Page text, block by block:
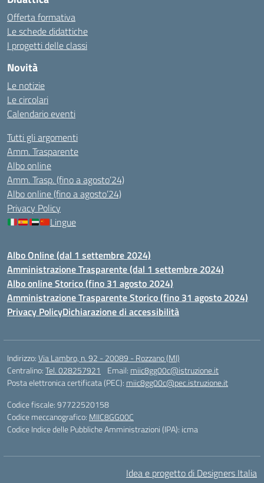
Offerta formativa
Le schede didattiche
I progetti delle classi
Novità
Le notizie
Le circolari
Calendario eventi
Tutti gli argomenti
Amm. Trasparente
Albo online
Amm. Trasp. (fino a agosto’24)
Albo online (fino a agosto’24)
Privacy Policy
Lingue
Albo Online (dal 1 settembre 2024)
Amministrazione Trasparente (dal 1 settembre 2024)
Albo online Storico (fino 31 agosto 2024)
Amministrazione Trasparente Storico (fino 31 agosto 2024)
Privacy PolicyDichiarazione di accessibilità
Indirizzo:Via Lambro, n. 92 - 20089 - Rozzano (MI)
Centralino:Tel. 028257921 Email: miic8gg00c@istruzione.it
Posta elettronica certificata (PEC): miic8gg00c@pec.istruzione.it
Codice fiscale: 97722520158
Codice meccanografico: MIIC8GG00C
Codice Indice delle Pubbliche Amministrazioni (IPA): icma
Idea e progetto di Designers Italia